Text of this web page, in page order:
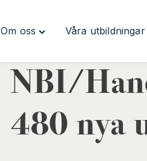
Om oss
Toggle
oss"
menu
Våra utbildningar
NBI/
480 nya